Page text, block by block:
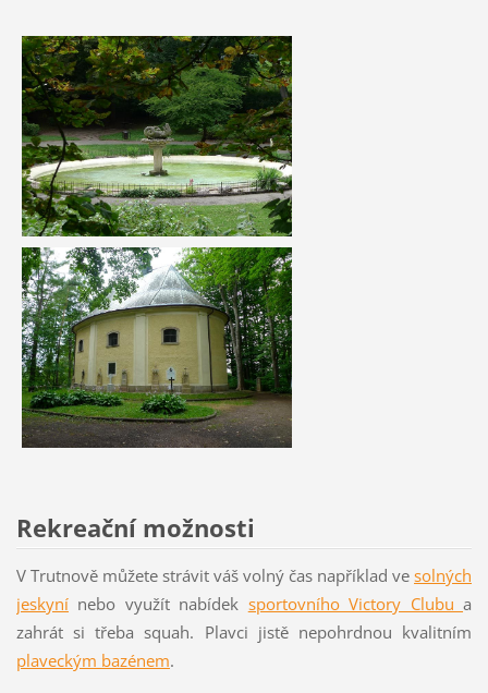
Rekreační možnosti
V Trutnově můžete strávit váš volný čas například vesolných
jeskynínebo využít nabídek sportovního Victory Clubua
zahrát si třeba squah. Plavci jistě nepohrdnou kvalitním
plaveckým bazénem.